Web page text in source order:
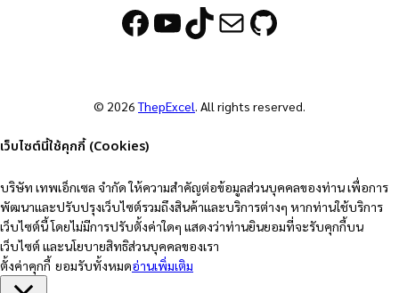
Facebook YouTube TikTok Mail GitHub
© 2026ThepExcel. All rights reserved.
เว็บไซต์นี้ใช้คุกกี้ (Cookies)
บริษัท เทพเอ็กเซล จำกัด ให้ความสำคัญต่อข้อมูลส่วนบุคคลของท่าน เพื่อการ
พัฒนาและปรับปรุงเว็บไซต์รวมถึงสินค้าและบริการต่างๆ หากท่านใช้บริการ
เว็บไซต์นี้ โดยไม่มีการปรับตั้งค่าใดๆ แสดงว่าท่านยินยอมที่จะรับคุกกี้บน
เว็บไซต์ และนโยบายสิทธิส่วนบุคคลของเรา
ตั้งค่าคุกกี้ ยอมรับทั้งหมดอ่านเพิ่มเติม